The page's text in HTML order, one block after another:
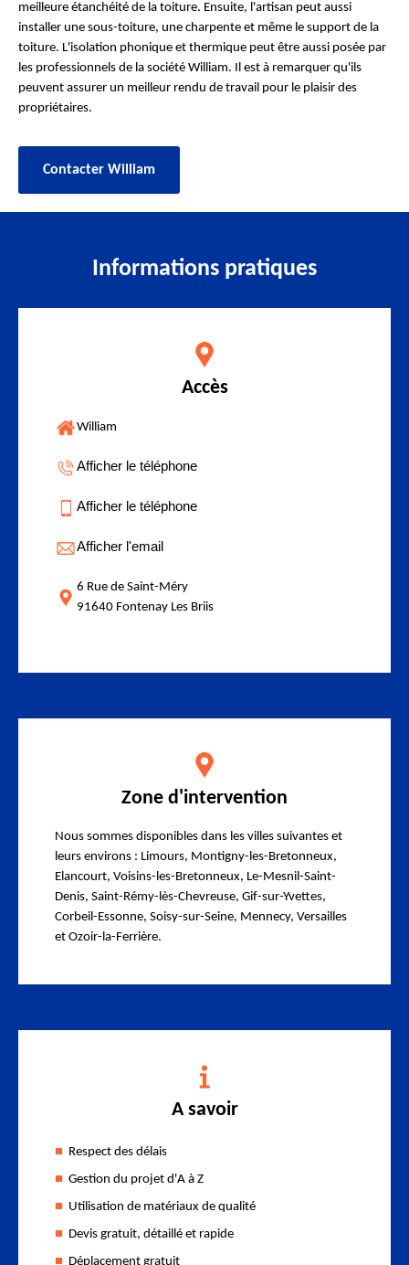
meilleure étanchéité de la toiture. Ensuite, l'artisan peut aussi
installer une sous-toiture, une charpente et même le support de la
toiture. L'isolation phonique et thermique peut être aussi posée par
les professionnels de la société William. Il est à remarquer qu'ils
peuvent assurer un meilleur rendu de travail pour le plaisir des
propriétaires.
Contacter William
Informations pratiques
Accès
William
Afficher le téléphone
Afficher le téléphone
Afficher l'email
6 Rue de Saint-Méry
91640 Fontenay Les Briis
Zone d'intervention
Nous sommes disponibles dans les villes suivantes et
leurs environs : Limours, Montigny-les-Bretonneux,
Elancourt, Voisins-les-Bretonneux, Le-Mesnil-Saint-
Denis, Saint-Rémy-lès-Chevreuse, Gif-sur-Yvettes,
Corbeil-Essonne, Soisy-sur-Seine, Mennecy, Versailles
et Ozoir-la-Ferrière.
A savoir
Respect des délais
Gestion du projet d'A à Z
Utilisation de matériaux de qualité
Devis gratuit, détaillé et rapide
Déplacement gratuit